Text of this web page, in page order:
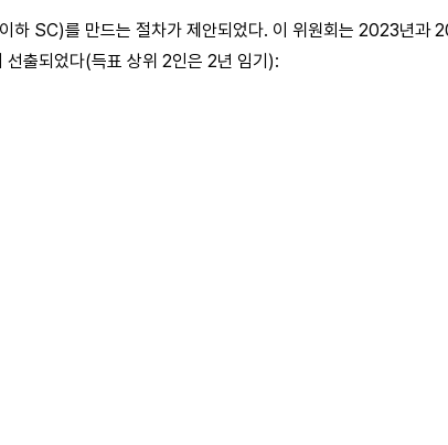
SC)를 만드는 절차가 제안되었다. 이 위원회는 2023년과
선출되었다(득표 상위 2인은 2년 임기):